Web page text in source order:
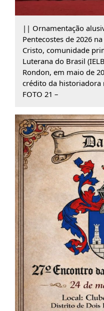
|| Ornamentação
Pentecostes de 2026
Cristo, comunidade
Luterana do Brasil
Rondon, em maio de
crédito da historiadora
FOTO 21 –